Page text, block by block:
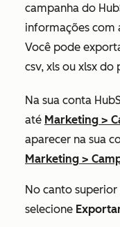
campanha do
informações com
Você pode
csv, xls ou xlsx do
Na sua conta
até Marketing >
aparecer na sua
Marketing >
No canto
selecione